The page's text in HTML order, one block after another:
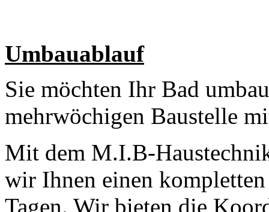
Umbauablauf
Sie möchten Ihr Bad
mehrwöchigen Baustelle
Mit dem M.I.B-
wir Ihnen einen
Tagen. Wir bieten die